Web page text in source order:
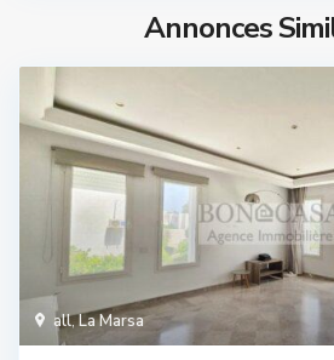
Annonces
all,La Marsa